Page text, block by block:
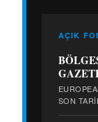
AÇIK
SON